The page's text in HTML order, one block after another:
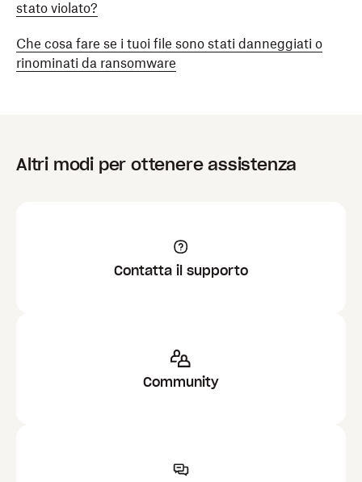
stato violato?
Che cosa fare se i tuoi file sono stati danneggiati o
rinominati da ransomware
Altri modi per ottenere assistenza
Contatta il supporto
Community